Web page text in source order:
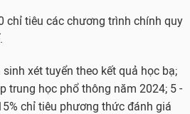
chỉ tiêu các chương trình chính quy
xét tuyển theo kết quả học bạ;
trung học phổ thông năm 2024; 5 -
chỉ tiêu phương thức đánh giá